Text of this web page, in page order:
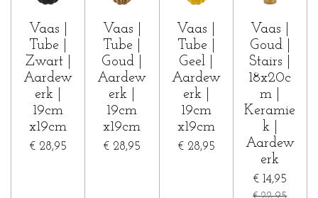
Vaas |
Tube |
Zwart |
Aardew
erk |
19cm
x19cm
€ 28,95
Vaas |
Tube |
Goud |
Aardew
erk |
19cm
x19cm
€ 28,95
Vaas |
Tube |
Geel |
Aardew
erk |
19cm
x19cm
€ 28,95
Vaas |
Goud |
Stairs |
18x20c
m |
Keramie
k |
Aardew
erk
€ 14,95